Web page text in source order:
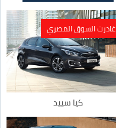
غادرت السوق المصري
كيا سييد